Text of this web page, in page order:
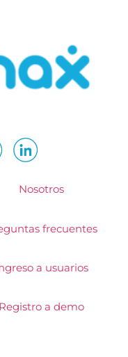
Nosotros
frecuentes
a usuarios
Registro a demo